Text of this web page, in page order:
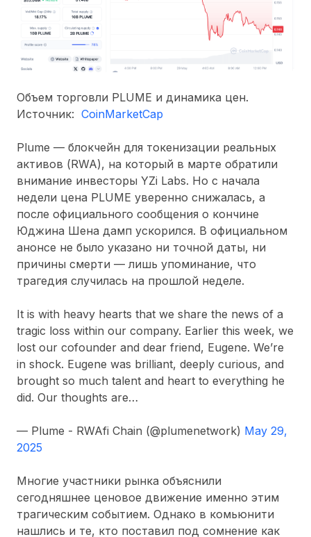
Объем торговли PLUME и динамика цен.
Источник: CoinMarketCap
Plume — блокчейн для токенизации реальных
активов (RWA), на который в марте обратили
внимание инвесторы YZi Labs. Но с начала
недели цена PLUME уверенно снижалась, а
после официального сообщения о кончине
Юджина Шена дамп ускорился. В официальном
анонсе не было указано ни точной даты, ни
причины смерти — лишь упоминание, что
трагедия случилась на прошлой неделе.
It is with heavy hearts that we share the news of a
tragic loss within our company. Earlier this week, we
lost our cofounder and dear friend, Eugene. We’re
in shock. Eugene was brilliant, deeply curious, and
brought so much talent and heart to everything he
did. Our thoughts are…
— Plume - RWAfi Chain (@plumenetwork) May 29,
2025
Многие участники рынка объяснили
сегодняшнее ценовое движение именно этим
трагическим событием. Однако в комьюнити
нашлись и те, кто поставил под сомнение как